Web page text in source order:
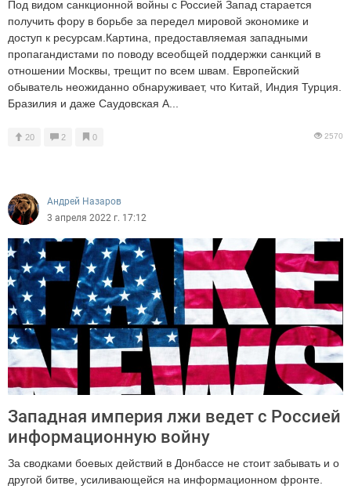
Под видом санкционной войны с Россией Запад старается
получить фору в борьбе за передел мировой экономике и
доступ к ресурсам.Картина, предоставляемая западными
пропагандистами по поводу всеобщей поддержки санкций в
отношении Москвы, трещит по всем швам. Европейский
обыватель неожиданно обнаруживает, что Китай, Индия Турция.
Бразилия и даже Саудовская А...
20 2 0 2570
Андрей Назаров
3 апреля 2022 г. 17:12
Западная империя лжи ведет с Россией
информационную войну
За сводками боевых действий в Донбассе не стоит забывать и о
другой битве, усиливающейся на информационном фронте.